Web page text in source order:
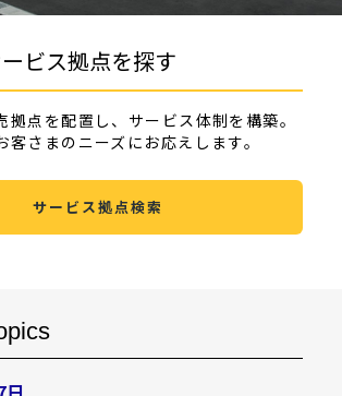
ビス拠点を探す
拠点を配置し、サービス体制を構築。
客さまのニーズにお応えします。
サービス拠点検索